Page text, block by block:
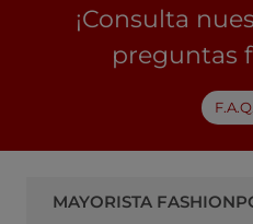
¡Consulta
preguntas
F.A.Q.
MAYORISTA